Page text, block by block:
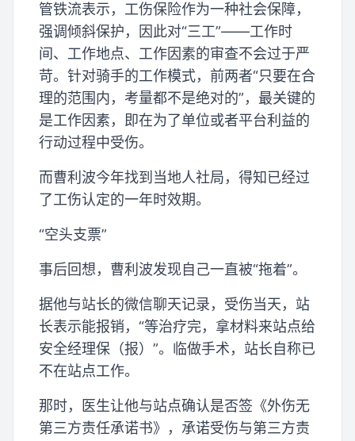
管铁流表示，工伤保险作为一种社会保障，
强调倾斜保护，因此对“三工”——工作时
间、工作地点、工作因素的审查不会过于严
苛。针对骑手的工作模式，前两者“只要在合
理的范围内，考量都不是绝对的”，最关键的
是工作因素，即在为了单位或者平台利益的
行动过程中受伤。
而曹利波今年找到当地人社局，得知已经过
了工伤认定的一年时效期。
“空头支票”
事后回想，曹利波发现自己一直被“拖着”。
据他与站长的微信聊天记录，受伤当天，站
长表示能报销，“等治疗完，拿材料来站点给
安全经理保（报）”。临做手术，站长自称已
不在站点工作。
那时，医生让他与站点确认是否签《外伤无
第三方责任承诺书》，承诺受伤与第三方责